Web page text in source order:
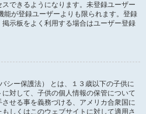
できるようになります。未登録ユーザー
能が登録ユーザーよりも限られます。登録
示板をよく利用する場合はユーザー登録
シー保護法） とは、１３歳以下の子供に
対して、子供の個人情報の保管について
せる事を義務づける、アメリカ合衆国に
しくはこのウェブサイトに対して適用さ